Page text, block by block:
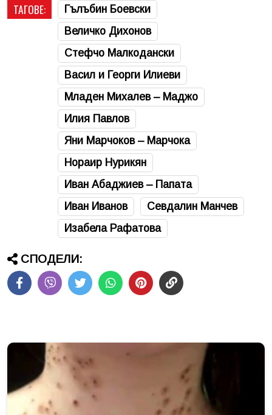
ТАГОВЕ:
Гълъбин Боевски
Величко Дихонов
Стефчо Малкодански
Васил и Георги Илиеви
Младен Михалев – Маджо
Илия Павлов
Яни Марчоков – Марчока
Нораир Нурикян
Иван Абаджиев – Папата
Иван Иванов
Севдалин Манчев
Изабела Рафатова
СПОДЕЛИ: